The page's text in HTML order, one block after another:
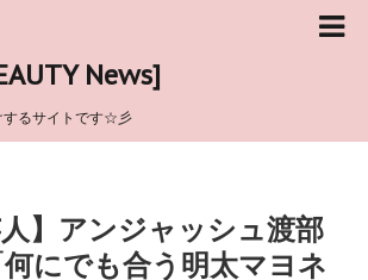
News]
するサイトです☆彡
人】アンジャッシュ渡部
にでも合う明太マヨネ